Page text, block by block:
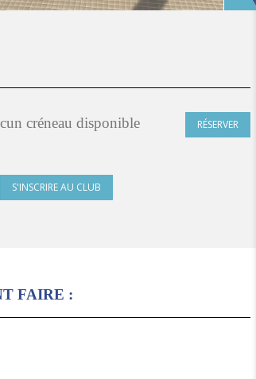
créneau disponible RÉSERVER
S'INSCRIRE AU CLUB
FAIRE :